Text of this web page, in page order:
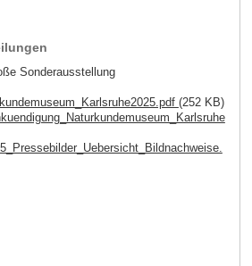
Sonderausstellung
(252 KB)